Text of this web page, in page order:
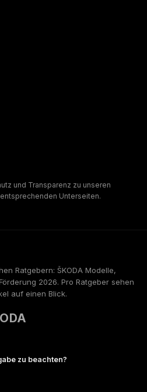
und Transparenz zu unseren
Unterseiten.
Ratgebern: ŠKODA Modelle,
2026. Pro Ratgeber sehen
auf einen Blick.
zu beachten?